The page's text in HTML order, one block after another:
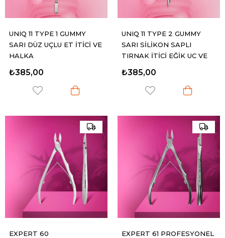
UNIQ 11 TYPE 1 GUMMY
SARI DÜZ UÇLU ET İTİCİ VE
HALKA
₺385,00
UNIQ 11 TYPE 2 GUMMY
SARI SİLİKON SAPLI
TIRNAK İTİCİ EĞİK UÇ VE
₺385,00
EXPERT 60
EXPERT 61 PROFESYONEL